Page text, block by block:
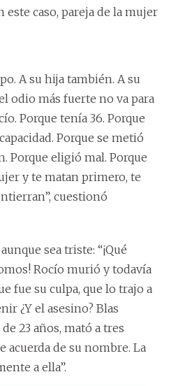
caso, pareja de la mujer
A su hija también. A su
odio más fuerte no va para
Porque tenía 36. Porque
Porque se metió
Porque eligió mal. Porque
y te matan primero, te
cuestionó
sea triste: “¡Qué
Rocío murió y todavía
fue su culpa, que lo trajo a
¿Y el asesino? Blas
23 años, mató a tres
acuerda de su nombre. La
a ella”.